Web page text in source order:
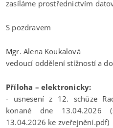
zasíláme prostřednictvím
S pozdravem
Mgr. Alena Koukalová
vedoucí oddělení stížností a
Příloha – elektronicky:
- usnesení z 12. schůze
konané dne 13.04.2026
13.04.2026 ke zveřejnění.pdf)